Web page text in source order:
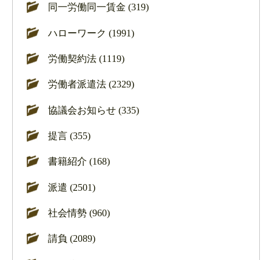
同一労働同一賃金 (319)
ハローワーク (1991)
労働契約法 (1119)
労働者派遣法 (2329)
協議会お知らせ (335)
提言 (355)
書籍紹介 (168)
派遣 (2501)
社会情勢 (960)
請負 (2089)